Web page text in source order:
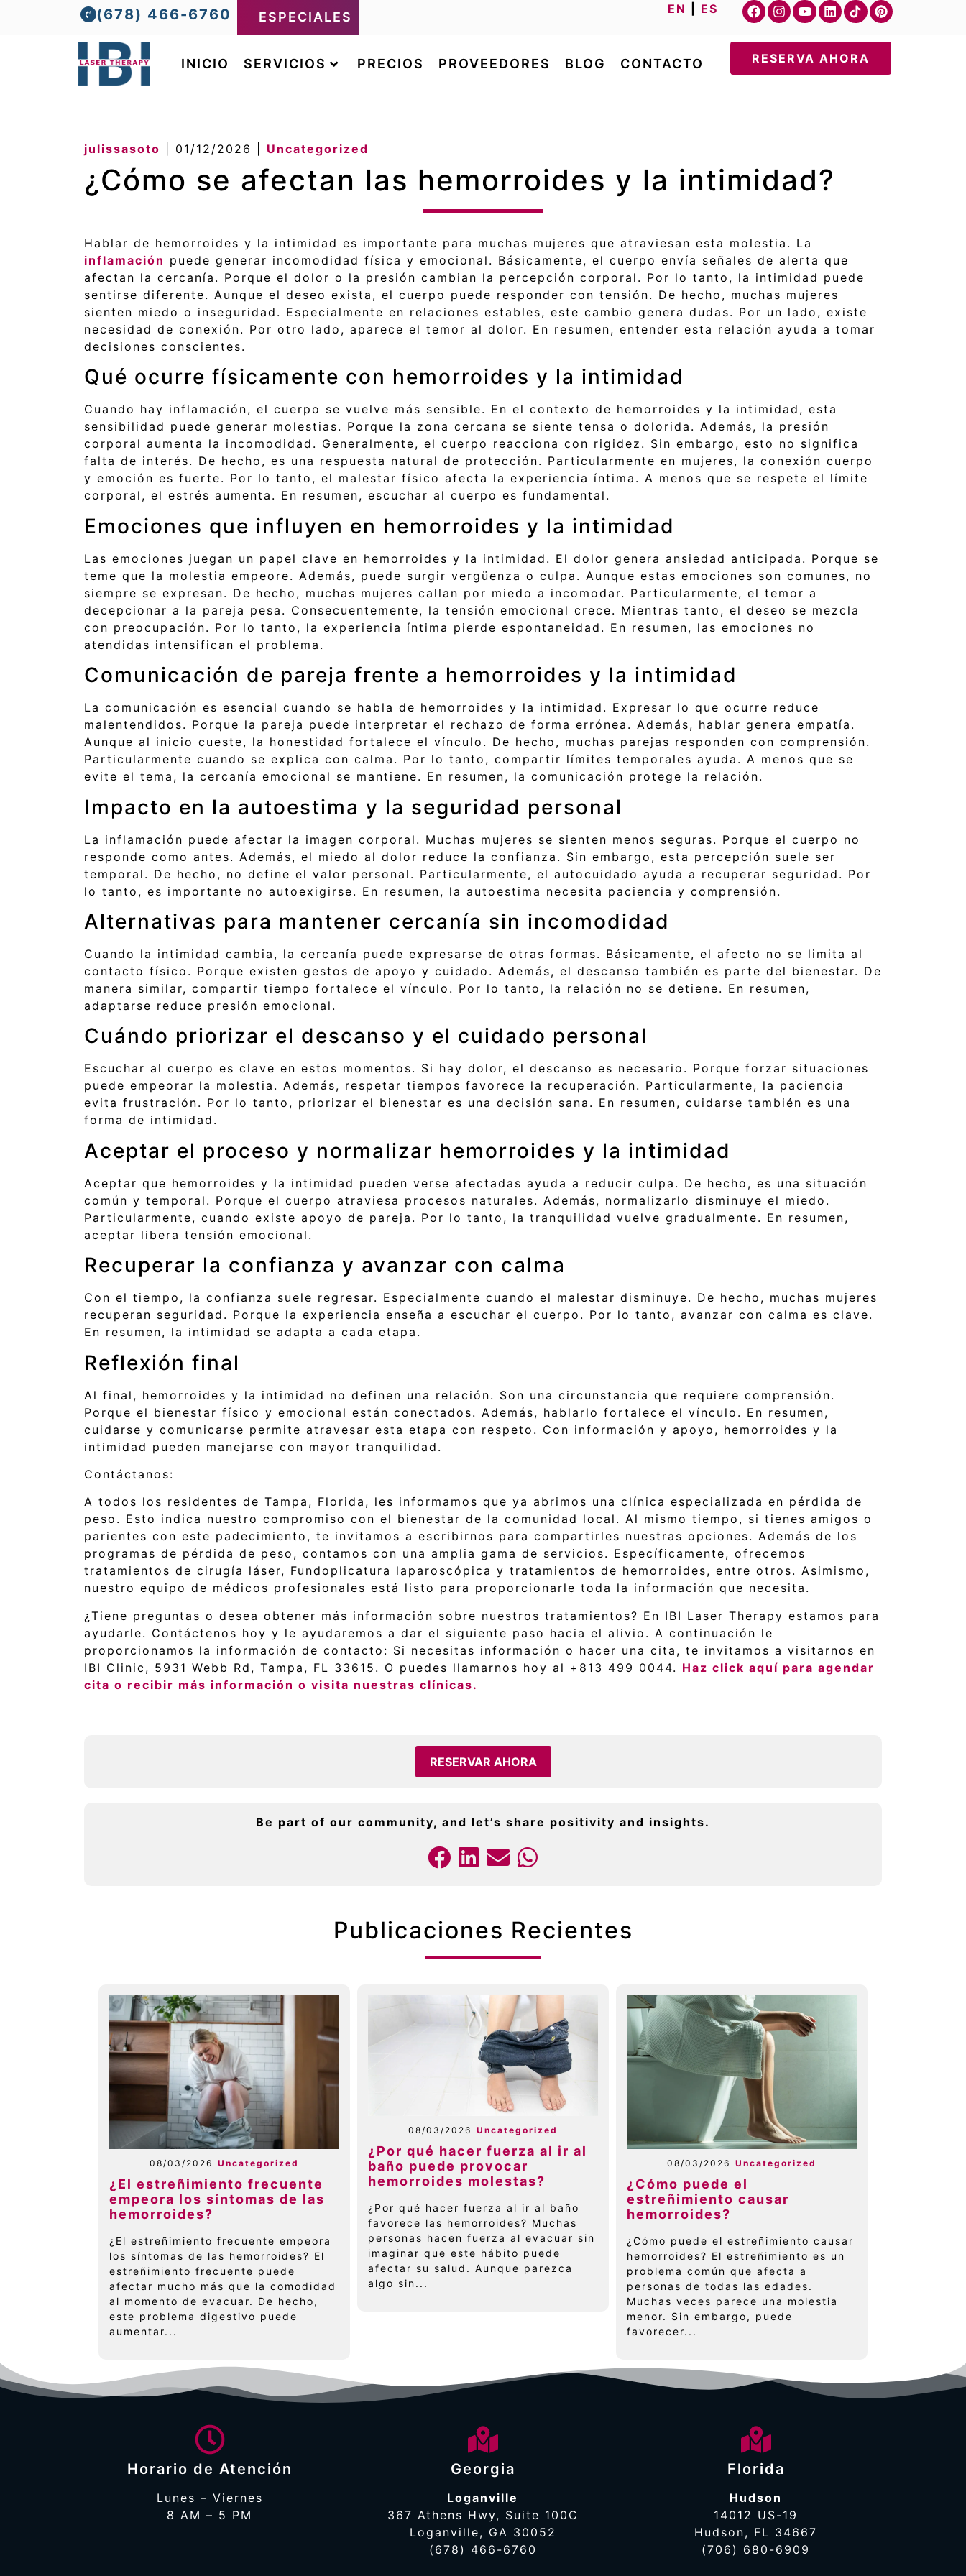
(678) 466-6760 ESPECIALES
EN ES
INICIO SERVICIOS PRECIOS PROVEEDORES BLOG CONTACTO RESERVA AHORA
julissasoto 01/12/2026 Uncategorized
¿Cómo se afectan las hemorroides y la intimidad?
Hablar de hemorroides y la intimidad es importante para muchas mujeres que atraviesan esta molestia. La
inflamación puede generar incomodidad física y emocional. Básicamente, el cuerpo envía señales de alerta que
afectan la cercanía. Porque el dolor o la presión cambian la percepción corporal. Por lo tanto, la intimidad puede
sentirse diferente. Aunque el deseo exista, el cuerpo puede responder con tensión. De hecho, muchas mujeres
sienten miedo o inseguridad. Especialmente en relaciones estables, este cambio genera dudas. Por un lado, existe
necesidad de conexión. Por otro lado, aparece el temor al dolor. En resumen, entender esta relación ayuda a tomar
decisiones conscientes.
Qué ocurre físicamente con hemorroides y la intimidad
Cuando hay inflamación, el cuerpo se vuelve más sensible. En el contexto de hemorroides y la intimidad, esta
sensibilidad puede generar molestias. Porque la zona cercana se siente tensa o dolorida. Además, la presión
corporal aumenta la incomodidad. Generalmente, el cuerpo reacciona con rigidez. Sin embargo, esto no significa
falta de interés. De hecho, es una respuesta natural de protección. Particularmente en mujeres, la conexión cuerpo
y emoción es fuerte. Por lo tanto, el malestar físico afecta la experiencia íntima. A menos que se respete el límite
corporal, el estrés aumenta. En resumen, escuchar al cuerpo es fundamental.
Emociones que influyen en hemorroides y la intimidad
Las emociones juegan un papel clave en hemorroides y la intimidad. El dolor genera ansiedad anticipada. Porque se
teme que la molestia empeore. Además, puede surgir vergüenza o culpa. Aunque estas emociones son comunes, no
siempre se expresan. De hecho, muchas mujeres callan por miedo a incomodar. Particularmente, el temor a
decepcionar a la pareja pesa. Consecuentemente, la tensión emocional crece. Mientras tanto, el deseo se mezcla
con preocupación. Por lo tanto, la experiencia íntima pierde espontaneidad. En resumen, las emociones no
atendidas intensifican el problema.
Comunicación de pareja frente a hemorroides y la intimidad
La comunicación es esencial cuando se habla de hemorroides y la intimidad. Expresar lo que ocurre reduce
malentendidos. Porque la pareja puede interpretar el rechazo de forma errónea. Además, hablar genera empatía.
Aunque al inicio cueste, la honestidad fortalece el vínculo. De hecho, muchas parejas responden con comprensión.
Particularmente cuando se explica con calma. Por lo tanto, compartir límites temporales ayuda. A menos que se
evite el tema, la cercanía emocional se mantiene. En resumen, la comunicación protege la relación.
Impacto en la autoestima y la seguridad personal
La inflamación puede afectar la imagen corporal. Muchas mujeres se sienten menos seguras. Porque el cuerpo no
responde como antes. Además, el miedo al dolor reduce la confianza. Sin embargo, esta percepción suele ser
temporal. De hecho, no define el valor personal. Particularmente, el autocuidado ayuda a recuperar seguridad. Por
lo tanto, es importante no autoexigirse. En resumen, la autoestima necesita paciencia y comprensión.
Alternativas para mantener cercanía sin incomodidad
Cuando la intimidad cambia, la cercanía puede expresarse de otras formas. Básicamente, el afecto no se limita al
contacto físico. Porque existen gestos de apoyo y cuidado. Además, el descanso también es parte del bienestar. De
manera similar, compartir tiempo fortalece el vínculo. Por lo tanto, la relación no se detiene. En resumen,
adaptarse reduce presión emocional.
Cuándo priorizar el descanso y el cuidado personal
Escuchar al cuerpo es clave en estos momentos. Si hay dolor, el descanso es necesario. Porque forzar situaciones
puede empeorar la molestia. Además, respetar tiempos favorece la recuperación. Particularmente, la paciencia
evita frustración. Por lo tanto, priorizar el bienestar es una decisión sana. En resumen, cuidarse también es una
forma de intimidad.
Aceptar el proceso y normalizar hemorroides y la intimidad
Aceptar que hemorroides y la intimidad pueden verse afectadas ayuda a reducir culpa. De hecho, es una situación
común y temporal. Porque el cuerpo atraviesa procesos naturales. Además, normalizarlo disminuye el miedo.
Particularmente, cuando existe apoyo de pareja. Por lo tanto, la tranquilidad vuelve gradualmente. En resumen,
aceptar libera tensión emocional.
Recuperar la confianza y avanzar con calma
Con el tiempo, la confianza suele regresar. Especialmente cuando el malestar disminuye. De hecho, muchas mujeres
recuperan seguridad. Porque la experiencia enseña a escuchar el cuerpo. Por lo tanto, avanzar con calma es clave.
En resumen, la intimidad se adapta a cada etapa.
Reflexión final
Al final, hemorroides y la intimidad no definen una relación. Son una circunstancia que requiere comprensión.
Porque el bienestar físico y emocional están conectados. Además, hablarlo fortalece el vínculo. En resumen,
cuidarse y comunicarse permite atravesar esta etapa con respeto. Con información y apoyo, hemorroides y la
intimidad pueden manejarse con mayor tranquilidad.
Contáctanos:
A todos los residentes de Tampa, Florida, les informamos que ya abrimos una clínica especializada en pérdida de
peso. Esto indica nuestro compromiso con el bienestar de la comunidad local. Al mismo tiempo, si tienes amigos o
parientes con este padecimiento, te invitamos a escribirnos para compartirles nuestras opciones. Además de los
programas de pérdida de peso, contamos con una amplia gama de servicios. Específicamente, ofrecemos
tratamientos de cirugía láser, Fundoplicatura laparoscópica y tratamientos de hemorroides, entre otros. Asimismo,
nuestro equipo de médicos profesionales está listo para proporcionarle toda la información que necesita.
¿Tiene preguntas o desea obtener más información sobre nuestros tratamientos? En IBI Laser Therapy estamos para
ayudarle. Contáctenos hoy y le ayudaremos a dar el siguiente paso hacia el alivio. A continuación le
proporcionamos la información de contacto: Si necesitas información o hacer una cita, te invitamos a visitarnos en
IBI Clinic, 5931 Webb Rd, Tampa, FL 33615. O puedes llamarnos hoy al +813 499 0044. Haz click aquí para agendar
cita o recibir más información o visita nuestras clínicas.
RESERVAR AHORA
Be part of our community, and let’s share positivity and insights.
Publicaciones Recientes
08/03/2026 Uncategorized
¿El estreñimiento frecuente
empeora los síntomas de las
hemorroides?
¿El estreñimiento frecuente empeora
los síntomas de las hemorroides? El
estreñimiento frecuente puede
afectar mucho más que la comodidad
al momento de evacuar. De hecho,
este problema digestivo puede
aumentar...
08/03/2026 Uncategorized
¿Por qué hacer fuerza al ir al
baño puede provocar
hemorroides molestas?
¿Por qué hacer fuerza al ir al baño
favorece las hemorroides? Muchas
personas hacen fuerza al evacuar sin
imaginar que este hábito puede
afectar su salud. Aunque parezca
algo sin...
08/03/2026 Uncategorized
¿Cómo puede el
estreñimiento causar
hemorroides?
¿Cómo puede el estreñimiento causar
hemorroides? El estreñimiento es un
problema común que afecta a
personas de todas las edades.
Muchas veces parece una molestia
menor. Sin embargo, puede
favorecer...
Horario de Atención
Lunes – Viernes
8 AM – 5 PM
Georgia
Loganville
367 Athens Hwy, Suite 100C
Loganville, GA 30052
(678) 466-6760
Florida
Hudson
14012 US-19
Hudson, FL 34667
(706) 680-6909